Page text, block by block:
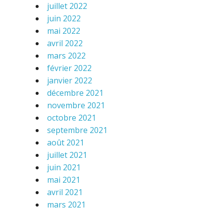
juillet 2022
juin 2022
mai 2022
avril 2022
mars 2022
février 2022
janvier 2022
décembre 2021
novembre 2021
octobre 2021
septembre 2021
août 2021
juillet 2021
juin 2021
mai 2021
avril 2021
mars 2021